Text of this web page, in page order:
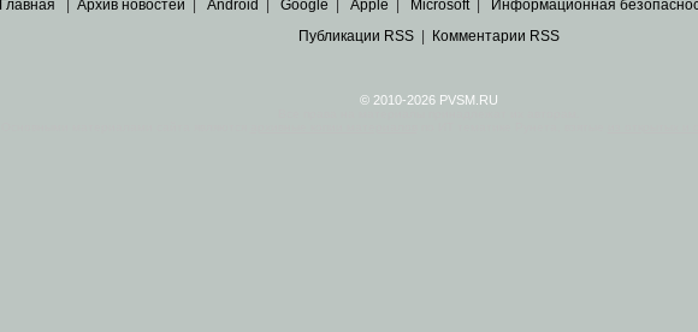
Главная Архив новостей Android Google Apple Microsoft| Информационная
Публикации RSS| Комментарии RSS
© 2010-2026 PVSM.RU